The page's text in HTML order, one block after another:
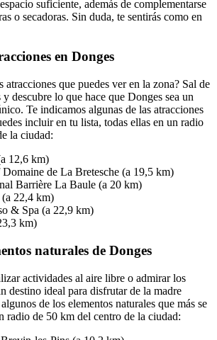
suficiente, además de complementarse
o secadoras. Sin duda, te sentirás como en
en Donges
atracciones que puedes ver en la zona? Sal de
y descubre lo que hace que Donges sea un
Te indicamos algunas de las atracciones
incluir en tu lista, todas ellas en un radio
la ciudad:
12,6 km)
de La Bretesche (a 19,5 km)
Barrière La Baule (a 20 km)
22,4 km)
& Spa (a 22,9 km)
km)
naturales de Donges
actividades al aire libre o admirar los
destino ideal para disfrutar de la madre
de los elementos naturales que más se
radio de 50 km del centro de la ciudad: